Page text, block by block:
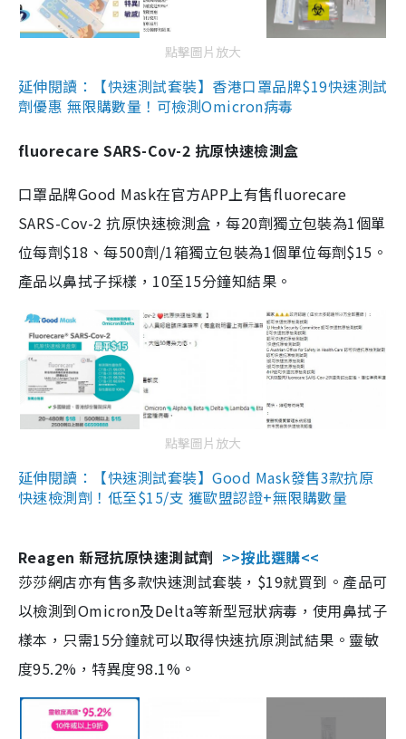
點擊圖片放大
延伸閱讀：【快速測試套裝】香港口罩品牌$19快速測試
劑優惠 無限購數量！可檢測Omicron病毒
fluorecare SARS-Cov-2 抗原快速檢測盒
口罩品牌Good Mask在官方APP上有售fluorecare
SARS-Cov-2 抗原快速檢測盒，每20劑獨立包裝為1個單
位每劑$18、每500劑/1箱獨立包裝為1個單位每劑$15。
產品以鼻拭子採樣，10至15分鐘知結果。
點擊圖片放大
延伸閱讀：【快速測試套裝】Good Mask發售3款抗原
快速檢測劑！低至$15/支 獲歐盟認證+無限購數量
Reagen 新冠抗原快速測試劑 >>按此選購<<
莎莎網店亦有售多款快速測試套裝，$19就買到。產品可
以檢測到Omicron及Delta等新型冠狀病毒，使用鼻拭子
樣本，只需15分鐘就可以取得快速抗原測試結果。靈敏
度95.2%，特異度98.1%。